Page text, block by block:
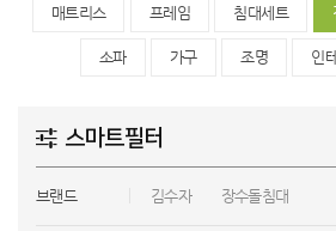
매트리스 프레임 침대세트
소파 가구 조명 인
스마트필터
브랜드 김수자 장수돌침대